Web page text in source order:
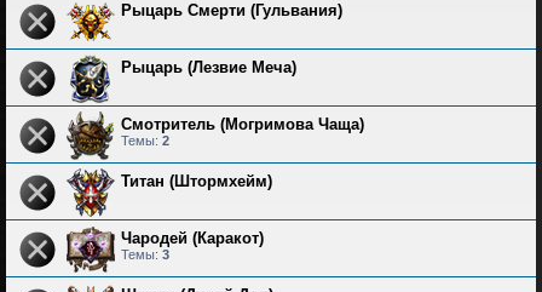
Рыцарь Смерти (Гульвания)
Рыцарь (Лезвие Меча)
Смотритель (Могримова Чаща)
Темы: 2
Титан (Штормхейм)
Чародей (Каракот)
Темы: 3